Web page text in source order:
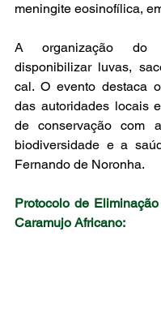
meningite eosinofílica,
A organização do
disponibilizar luvas,
cal. O evento destaca
das autoridades locais
de conservação com
biodiversidade e a
Fernando de Noronha.
Protocolo de
Caramujo Africano: